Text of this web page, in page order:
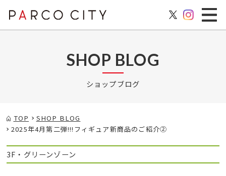
SHOP BLOG
ショップブログ
TOP
SHOP BLOG
2025年4月第二弾!!!フィギュア新商品のご紹介②
3F・グリーンゾーン